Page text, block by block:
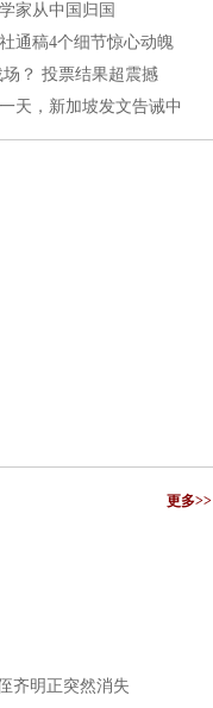
家从中国归国
通稿4个细节惊心动魄
？ 投票结果超震撼
天，新加坡发文告诫中
更多>>
齐明正突然消失